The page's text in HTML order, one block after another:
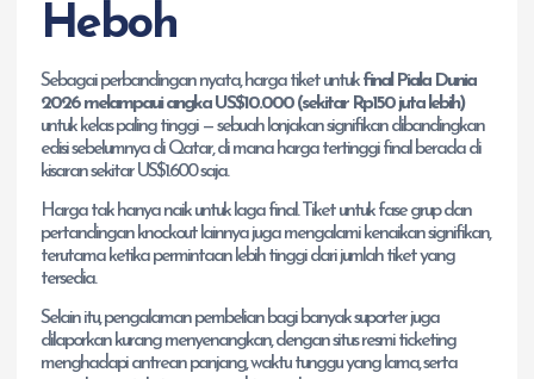
Heboh
Sebagai perbandingan nyata, harga tiket untukfinal Piala Dunia
2026 melampaui angka US$10.000 (sekitar Rp150 juta lebih)
untuk kelas paling tinggi — sebuah lonjakan signifikan dibandingkan
edisi sebelumnya di Qatar, di mana harga tertinggi final berada di
kisaran sekitar US$1.600 saja.
Harga tak hanya naik untuk laga final. Tiket untuk fase grup dan
pertandingan knockout lainnya juga mengalami kenaikan signifikan,
terutama ketika permintaan lebih tinggi dari jumlah tiket yang
tersedia.
Selain itu, pengalaman pembelian bagi banyak suporter juga
dilaporkan kurang menyenangkan, dengan situs resmi ticketing
menghadapi antrean panjang, waktu tunggu yang lama, serta